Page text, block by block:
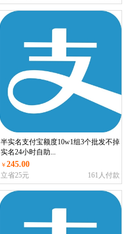
半实名支付宝额度10w1组3个批发不掉
实名24小时自助...
￥245.00
立省25元 161人付款